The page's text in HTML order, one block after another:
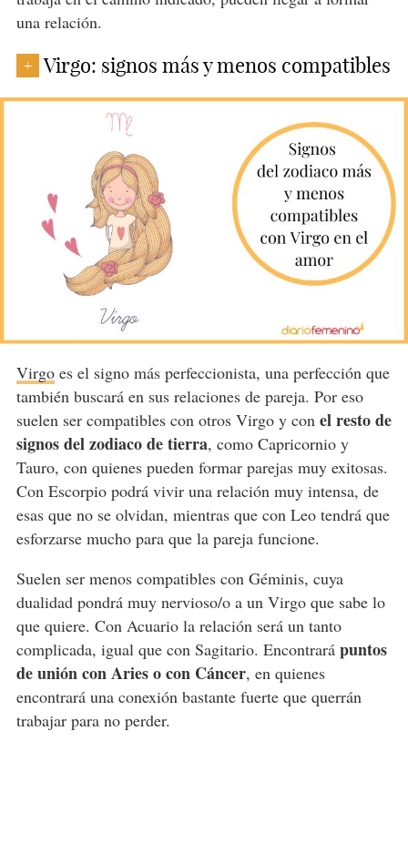
una relación.
+ Virgo: signos más y menos compatibles
Virgoes el signo más perfeccionista, una perfección que
también buscará en sus relaciones de pareja. Por eso
suelen ser compatibles con otros Virgo y con el resto de
signos del zodiaco de tierra, como Capricornio y
Tauro, con quienes pueden formar parejas muy exitosas.
Con Escorpio podrá vivir una relación muy intensa, de
esas que no se olvidan, mientras que con Leo tendrá que
esforzarse mucho para que la pareja funcione.
Suelen ser menos compatibles con Géminis, cuya
dualidad pondrá muy nervioso/o a un Virgo que sabe lo
que quiere. Con Acuario la relación será un tanto
complicada, igual que con Sagitario. Encontrará puntos
de unión con Aries o con Cáncer, en quienes
encontrará una conexión bastante fuerte que querrán
trabajar para no perder.